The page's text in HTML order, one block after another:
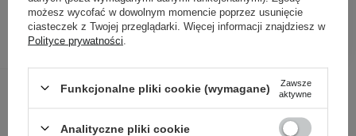
DODAJ DO KOSZYKA
Inni klienci sprawdzali również
możesz wycofać w dowolnym momencie poprzez usunięcie
ciasteczek z Twojej przeglądarki. Więcej informacji znajdziesz w
Polityce prywatności
Funkcjonalne pliki cookie (wymagane)
Zawsze
aktywne
Analityczne pliki cookie